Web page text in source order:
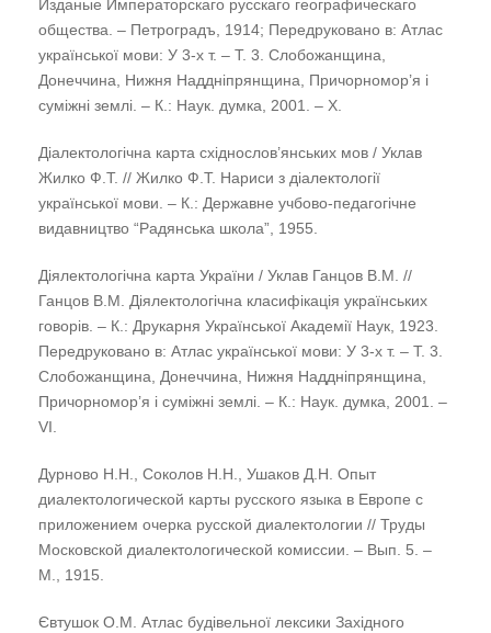
Изданые Императорскаго русскаго географическаго
общества. – Петроградъ, 1914; Передруковано в: Атлас
української мови: У 3-х т. – Т. 3. Слобожанщина,
Донеччина, Нижня Наддніпрянщина, Причорномор’я і
суміжні землі. – К.: Наук. думка, 2001. – Х.
Діалектологічна карта східнослов’янських мов / Уклав
Жилко Ф.Т. // Жилко Ф.Т. Нариси з діалектології
української мови. – К.: Державне учбово-педагогічне
видавництво “Радянська школа”, 1955.
Діялектологічна карта України / Уклав Ганцов В.М. //
Ганцов В.М. Діялектологічна класифікація українських
говорів. – К.: Друкарня Української Академії Наук, 1923.
Передруковано в: Атлас української мови: У 3-х т. – Т. 3.
Слобожанщина, Донеччина, Нижня Наддніпрянщина,
Причорномор’я і суміжні землі. – К.: Наук. думка, 2001. –
VІ.
Дурново Н.Н., Соколов Н.Н., Ушаков Д.Н. Опыт
диалектологической карты русского языка в Европе с
приложением очерка русской диалектологии // Труды
Московской диалектологической комиссии. – Вып. 5. –
М., 1915.
Євтушок О.М. Атлас будівельної лексики Західного